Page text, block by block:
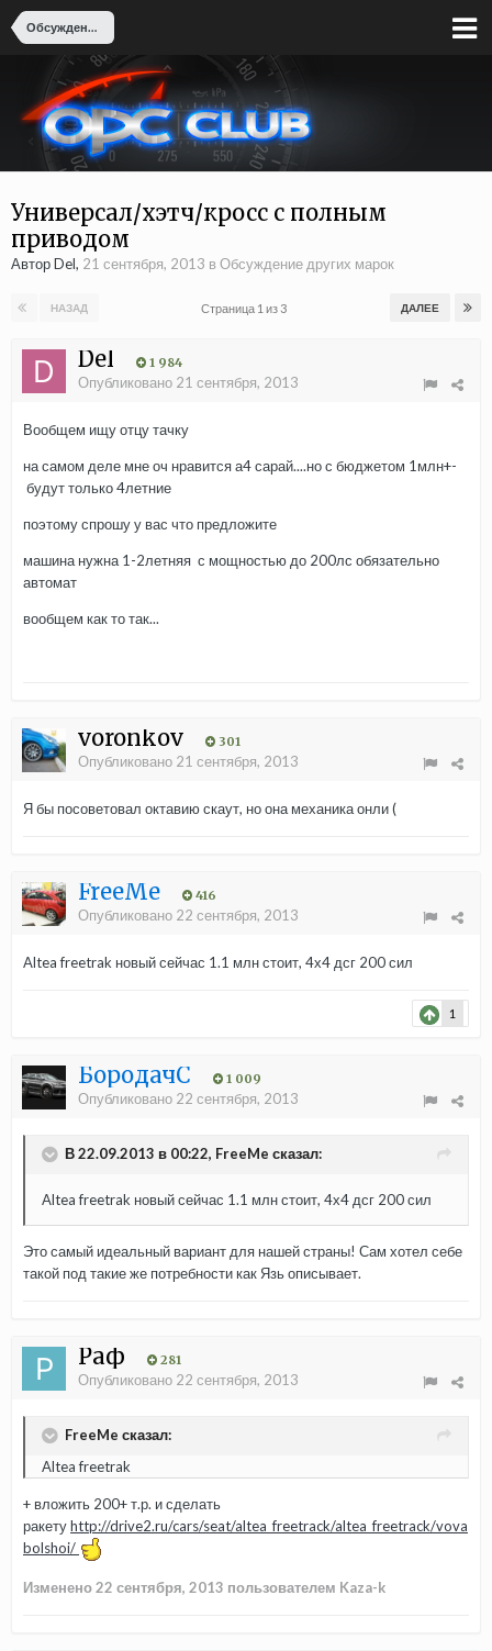
Обсуждение других марок
Универсал/хэтч/кросс с полным
приводом
Автор Del, 21 сентября, 2013 в Обсуждение других марок
НАЗАД ДАЛЕЕ
Страница 1 из 3
Del 1 984
Опубликовано 21 сентября, 2013
Вообщем ищу отцу тачку
на самом деле мне оч нравится а4 сарай....но с бюджетом 1млн+-
будут только 4летние
поэтому спрошу у вас что предложите
машина нужна 1-2летняя с мощностью до 200лс обязательно
автомат
вообщем как то так...
voronkov 301
Опубликовано 21 сентября, 2013
Я бы посоветовал октавию скаут, но она механика онли (
FreeMe 416
Опубликовано 22 сентября, 2013
Altea freetrak новый сейчас 1.1 млн стоит, 4х4 дсг 200 сил
1
БородачС 1 009
Опубликовано 22 сентября, 2013
В 22.09.2013 в 00:22, FreeMe сказал:
Altea freetrak новый сейчас 1.1 млн стоит, 4х4 дсг 200 сил
Это самый идеальный вариант для нашей страны! Сам хотел себе
такой под такие же потребности как Язь описывает.
Раф 281
Опубликовано 22 сентября, 2013
FreeMe сказал:
Altea freetrak
+ вложить 200+ т.р. и сделать
ракетуhttp://drive2.ru/cars/seat/altea_freetrack/altea_freetrack/vova
bolshoi/
Изменено22 сентября, 2013 пользователем Kaza-k